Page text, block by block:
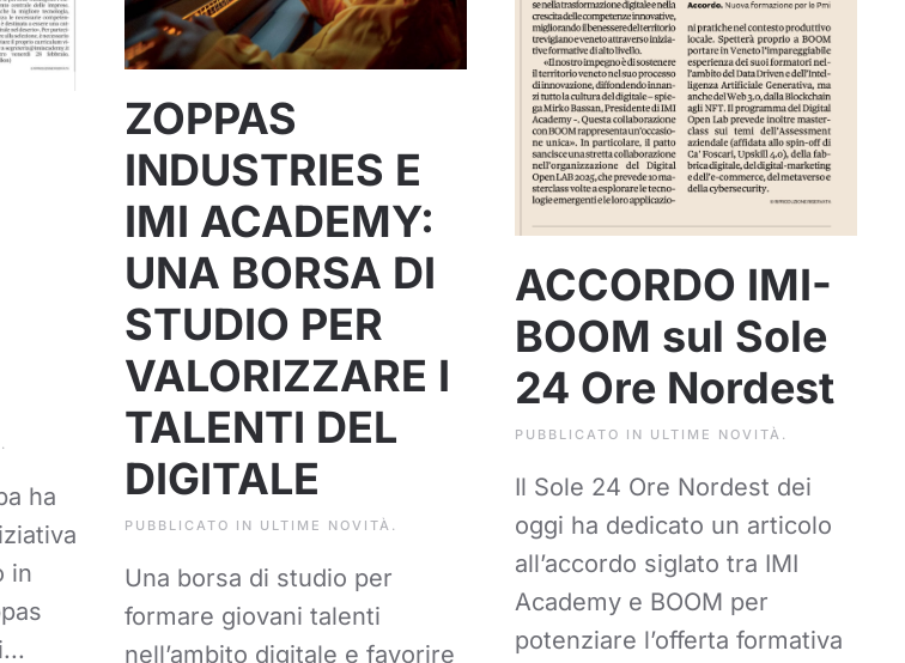
.
ha
in
ZOPPAS
INDUSTRIES E
IMI ACADEMY:
UNA BORSA DI
STUDIO PER
VALORIZZARE I
TALENTI DEL
DIGITALE
PUBBLICATO IN ULTIME NOVITÀ .
Una borsa di studio per
formare giovani talenti
nell’ambito digitale e favorire
ACCORDO IMI-
BOOM sul Sole
24 Ore Nordest
PUBBLICATO IN ULTIME NOVITÀ .
Il Sole 24 Ore Nordest dei
oggi ha dedicato un articolo
all’accordo siglato tra IMI
Academy e BOOM per
potenziare l’offerta formativa